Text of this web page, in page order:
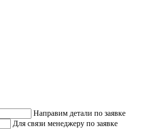
Направим детали по заявке
Для связи менеджеру по заявке